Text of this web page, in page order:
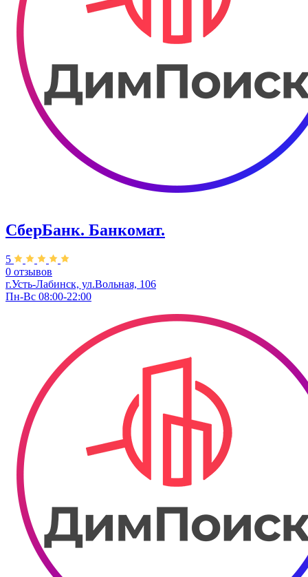
СберБанк. Банкомат.
5
0 отзывов
г.Усть-Лабинск, ул.Вольная, 106
Пн-Вс 08:00-22:00